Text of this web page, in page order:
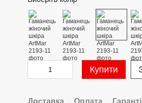
Купити
Доставка Оплата